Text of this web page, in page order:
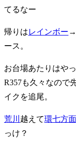
てるなー
帰りはレインボー →
ース。
お台場あたりはや
R357も久々なので
イクを追尾。
荒川 越えて環七方
っけ？